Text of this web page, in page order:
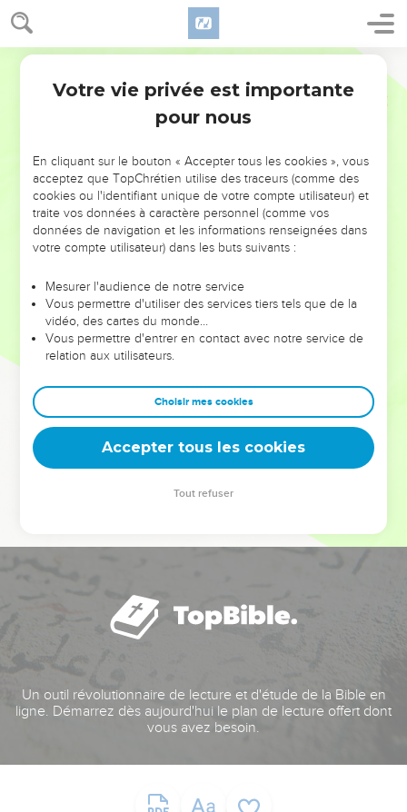
NE MANQUEZ PAS L’ÉVÉNEMENT
DE L’ANNÉE !
ET SI LEURS ERREURS POUVAIENT VOUS ÉVITER LES
VOTRES ?
leur foi ou leur vision. Mais on voit moins les doutes, les erreurs
et les saisons difficiles qu'ils ont traversés, alors même que ce
sont elles qui les ont façonnés.
Dans cette conférence, leaders, entrepreneurs, et responsables
clés pour avancer avec plus de sagesse afin que leurs erreurs
deviennent vos tremplins. Que vous guidiez un ministère, une
équipe, un groupe ou une famille, leur expérience est faite
Un outil révolutionnaire de lecture et d'étude de la Bible en
ligne. Démarrez dès aujourd'hui le plan de lecture offert dont
vous avez besoin.
Votre vie privée est importante
pour nous
En cliquant sur le bouton « Accepter tous les cookies », vous
acceptez que TopChrétien utilise des traceurs (comme des
cookies ou l'identifiant unique de votre compte utilisateur) et
traite vos données à caractère personnel (comme vos
données de navigation et les informations renseignées dans
votre compte utilisateur) dans les buts suivants :
Mesurer l'audience de notre service
Vous permettre d'utiliser des services tiers tels que de la
vidéo, des cartes du monde…
Vous permettre d'entrer en contact avec notre service de
relation aux utilisateurs.
Choisir mes cookies
Accepter tous les cookies
Tout refuser